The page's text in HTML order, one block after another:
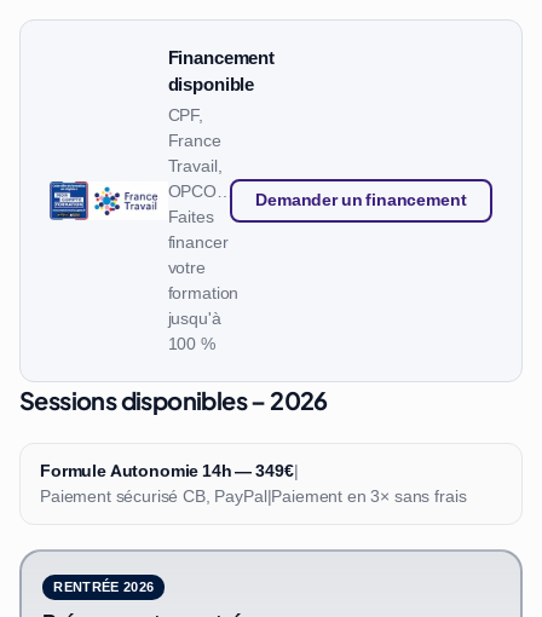
Financement
disponible
CPF,
France
Travail,
OPCO…
Faites
financer
votre
formation
jusqu'à
100 %
Demander un financement
Sessions disponibles – 2026
Formule Autonomie 14h — 349€|
Paiement sécurisé CB, PayPal|Paiement en 3× sans frais
RENTRÉE 2026